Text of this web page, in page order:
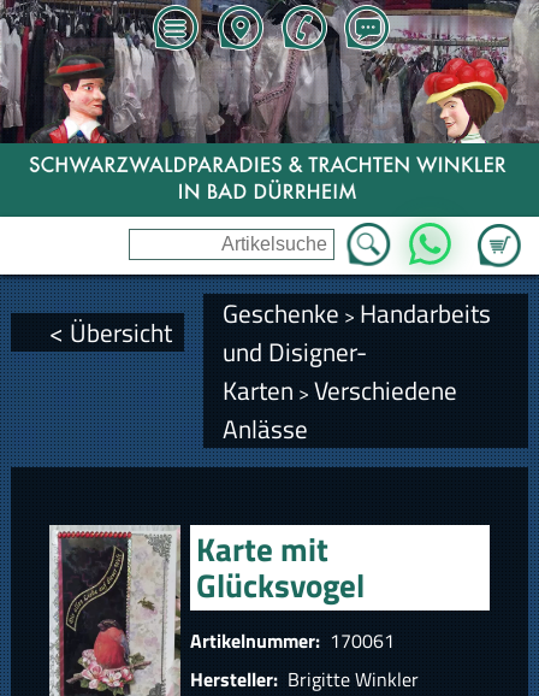
Zum
WhatsApp
< Übersicht Geschenke > Handarbeits
und Disigner-
Karten > Verschiedene
Anlässe
Karte mit
Glücksvogel
Artikelnummer: 170061
Hersteller: Brigitte Winkler